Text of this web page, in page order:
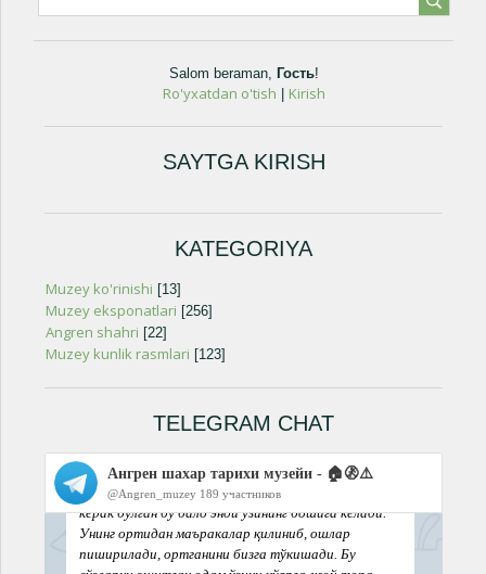
Salom beraman, Гость!
Ro'yxatdan o'tish Kirish
SAYTGA KIRISH
KATEGORIYA
Muzey ko'rinishi [13]
Muzey eksponatlari [256]
Angren shahri [22]
Muzey kunlik rasmlari [123]
TELEGRAM CHAT